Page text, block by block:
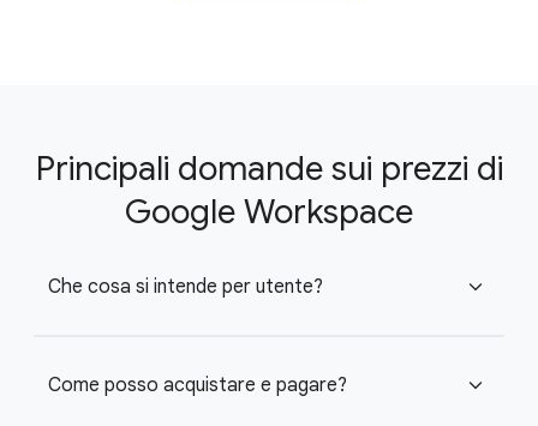
Principali domande sui prezzi di
Google Workspace
Che cosa si intende per utente? expand_more
Come posso acquistare e pagare? expand_more